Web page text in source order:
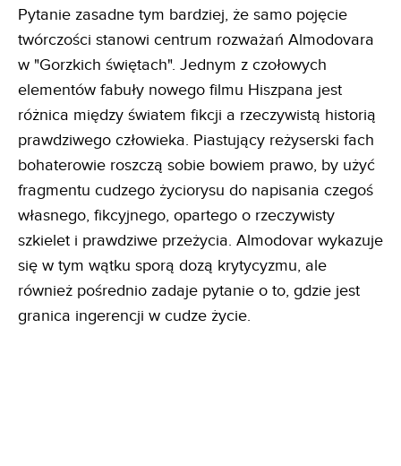
Pytanie zasadne tym bardziej, że samo pojęcie
twórczości stanowi centrum rozważań Almodovara
w "Gorzkich świętach". Jednym z czołowych
elementów fabuły nowego filmu Hiszpana jest
różnica między światem fikcji a rzeczywistą historią
prawdziwego człowieka. Piastujący reżyserski fach
bohaterowie roszczą sobie bowiem prawo, by użyć
fragmentu cudzego życiorysu do napisania czegoś
własnego, fikcyjnego, opartego o rzeczywisty
szkielet i prawdziwe przeżycia. Almodovar wykazuje
się w tym wątku sporą dozą krytycyzmu, ale
również pośrednio zadaje pytanie o to, gdzie jest
granica ingerencji w cudze życie.